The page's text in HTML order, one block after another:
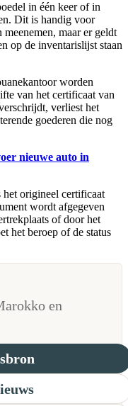
in één keer of in
Dit is handig voor
maar er geldt
op de inventarislijst staan
worden
van het certificaat van
verliest het
goederen die nog
nieuwe auto in
het origineel certificaat
wordt afgegeven
of door het
het beroep of de status
en